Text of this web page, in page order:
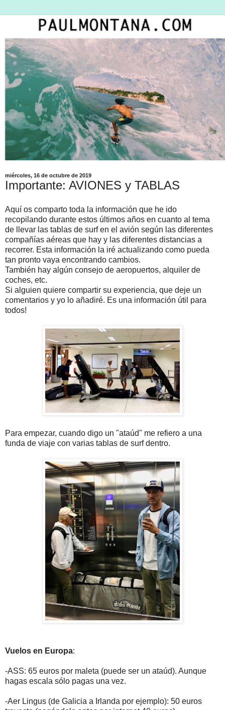
miércoles, 16 de octubre de 2019
Importante: AVIONES y TABLAS
Aquí os comparto toda la información que he ido
recopilando durante estos últimos años en cuanto al tema
de llevar las tablas de surf en el avión según las diferentes
compañías aéreas que hay y las diferentes distancias a
recorrer. Esta información la iré actualizando como pueda
tan pronto vaya encontrando cambios.
También hay algún consejo de aeropuertos, alquiler de
coches, etc.
Si alguien quiere compartir su experiencia, que deje un
comentarios y yo lo añadiré. Es una información útil para
todos!
Para empezar, cuando digo un "ataúd" me refiero a una
funda de viaje con varias tablas de surf dentro.
Vuelos en Europa:
-ASS: 65 euros por maleta (puede ser un ataúd). Aunque
hagas escala sólo pagas una vez.
-Aer Lingus (de Galicia a Irlanda por ejemplo): 50 euros